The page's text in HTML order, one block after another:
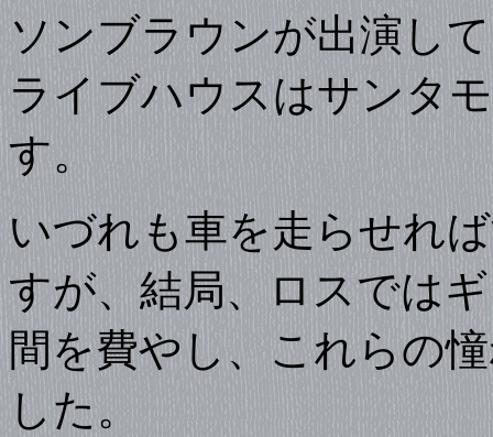
ソンブラウンが出演し
ライブハウスはサンタ
す。
いづれも車を走らせれ
すが、結局、ロスでは
間を費やし、これらの
した。